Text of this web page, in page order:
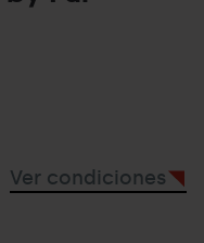
Ver condiciones